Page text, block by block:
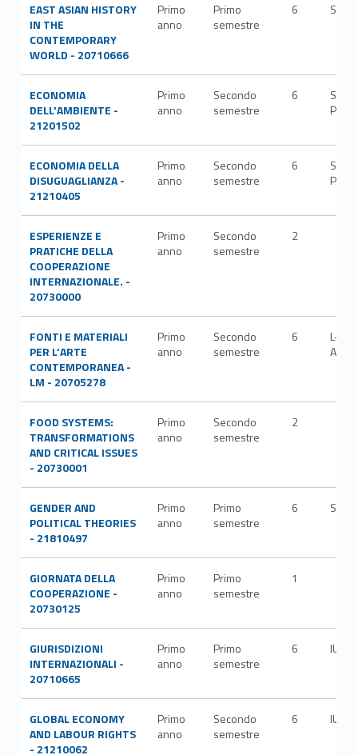
EAST ASIAN HISTORY
IN THE
CONTEMPORARY
WORLD - 20710666
Primo
anno
Primo
semestre
6 SPS/
ECONOMIA
DELL'AMBIENTE -
21201502
Primo
anno
Secondo
semestre
6
SECS-
P/02
ECONOMIA DELLA
DISUGUAGLIANZA -
21210405
Primo
anno
Secondo
semestre
6
SECS-
P/02
ESPERIENZE E
PRATICHE DELLA
COOPERAZIONE
INTERNAZIONALE. -
20730000
Primo
anno
Secondo
semestre
2
FONTI E MATERIALI
PER L'ARTE
CONTEMPORANEA -
LM - 20705278
Primo
anno
Secondo
semestre
6
L-
ART/
FOOD SYSTEMS:
TRANSFORMATIONS
AND CRITICAL ISSUES
- 20730001
Primo
anno
Secondo
semestre
2
GENDER AND
POLITICAL THEORIES
- 21810497
Primo
anno
Primo
semestre
6 SPS/
GIORNATA DELLA
COOPERAZIONE -
20730125
Primo
anno
Primo
semestre
1
GIURISDIZIONI
INTERNAZIONALI -
20710665
Primo
anno
Primo
semestre
6 IUS/
GLOBAL ECONOMY
AND LABOUR RIGHTS
- 21210062
Primo
anno
Secondo
semestre
6 IUS/